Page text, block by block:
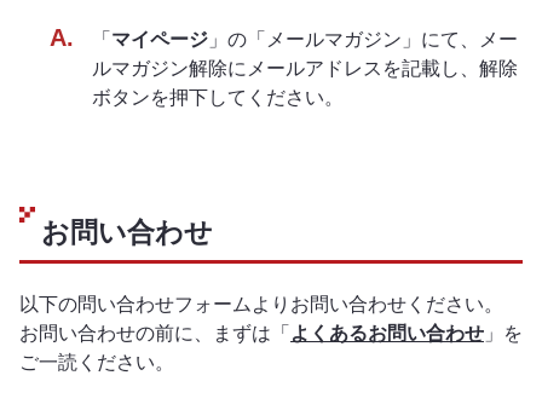
「 マイページ 」の「メールマガジン」にて、メー
ルマガジン解除にメールアドレスを記載し、解除
ボタンを押下してください。
お問い合わせ
以下の問い合わせフォームよりお問い合わせください。
お問い合わせの前に、まずは「 よくあるお問い合わせ 」を
ご一読ください。